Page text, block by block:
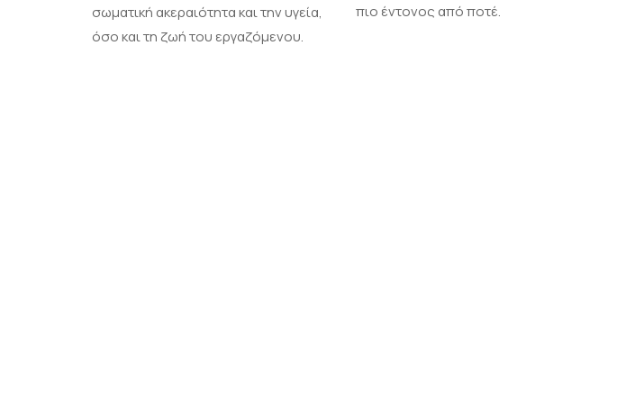
σωματική ακεραιότητα και την υγεία,
όσο και τη ζωή του εργαζόμενου.
πιο έντονος από ποτέ.